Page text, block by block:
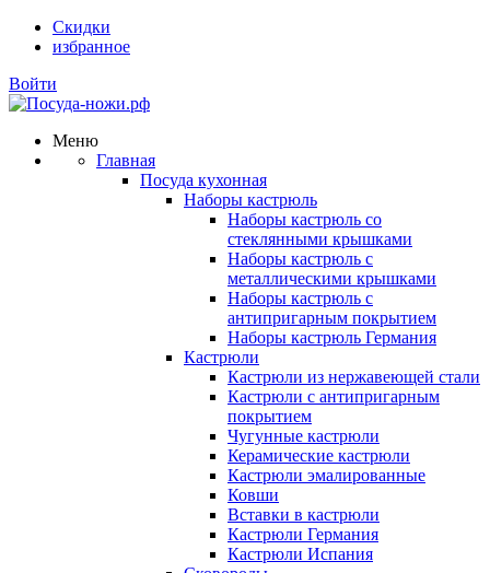
Скидки
избранное
Войти
Меню
Главная
Посуда кухонная
Наборы кастрюль
Наборы кастрюль со
стеклянными крышками
Наборы кастрюль с
металлическими крышками
Наборы кастрюль с
антипригарным покрытием
Наборы кастрюль Германия
Кастрюли
Кастрюли из нержавеющей стали
Кастрюли с антипригарным
покрытием
Чугунные кастрюли
Керамические кастрюли
Кастрюли эмалированные
Ковши
Вставки в кастрюли
Кастрюли Германия
Кастрюли Испания